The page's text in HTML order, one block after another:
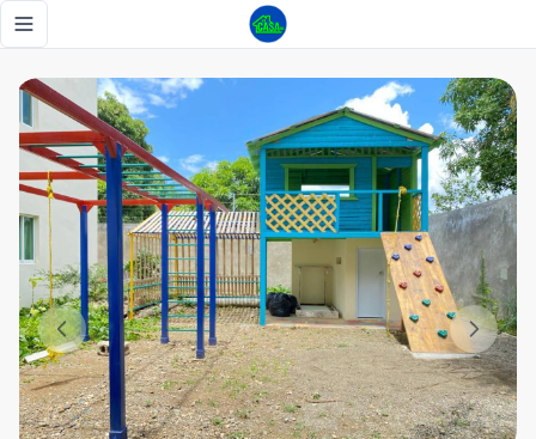
Toggle navigation menu
apartamento de 3 habitaciones con areas sociales - Tu